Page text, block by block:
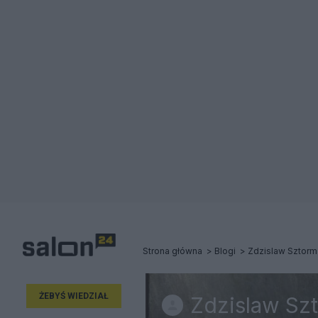
Strona główna Blogi Zdzislaw Sztorm
ŻEBYŚ WIEDZIAŁ Zdzislaw